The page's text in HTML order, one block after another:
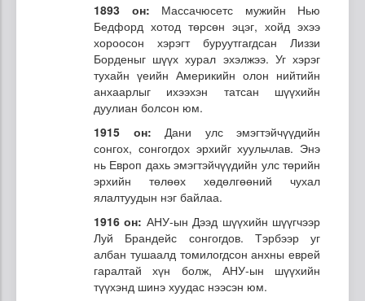
1893 он: Массачюсетс мужийн Нью
Бедфорд хотод төрсөн эцэг, хойд эхээ
хороосон хэрэгт буруутгагдсан Лиззи
Борденыг шүүх хурал эхэлжээ. Уг хэрэг
тухайн үеийн Америкийн олон нийтийн
анхаарлыг ихээхэн татсан шүүхийн
дуулиан болсон юм.
1915 он: Дани улс эмэгтэйчүүдийн
сонгох, сонгогдох эрхийг хуульчлав. Энэ
нь Европ дахь эмэгтэйчүүдийн улс төрийн
эрхийн төлөөх хөдөлгөөний чухал
ялалтуудын нэг байлаа.
1916 он: АНУ-ын Дээд шүүхийн шүүгчээр
Луй Брандейс сонгогдов. Тэрбээр уг
албан тушаалд томилогдсон анхны еврей
гаралтай хүн болж, АНУ-ын шүүхийн
түүхэнд шинэ хуудас нээсэн юм.